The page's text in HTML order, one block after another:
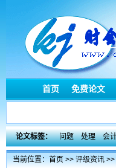
首页 免费论文
论文标签： 问题 处理 会
当前位置：首页>>评级资讯>>